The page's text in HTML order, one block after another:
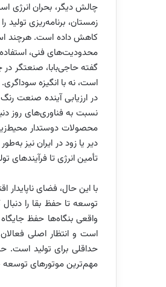
چالش دیگر، بحران انرژی
زمستان، برنامه‌ریزی
کاهش داده است. هرچند
محدودیت‌های فنی، استفاده
گفته حاجی‌بابا، صنعتگر
است، نه با انگیزه سوداگری.
در ارزیابی آینده صنعت
نسبت به فناوری‌های روز
محصولات دوستدار
دیر یا زود در ایران نیز
تأمین انرژی تا فرآیندهای
با این حال، فضای
توسعه تا حفظ بقا را
واقعی بنگاه‌ها حفظ
است و انتظار اصلی
حداقلی برای تولید است.
مهم‌ترین موتورهای